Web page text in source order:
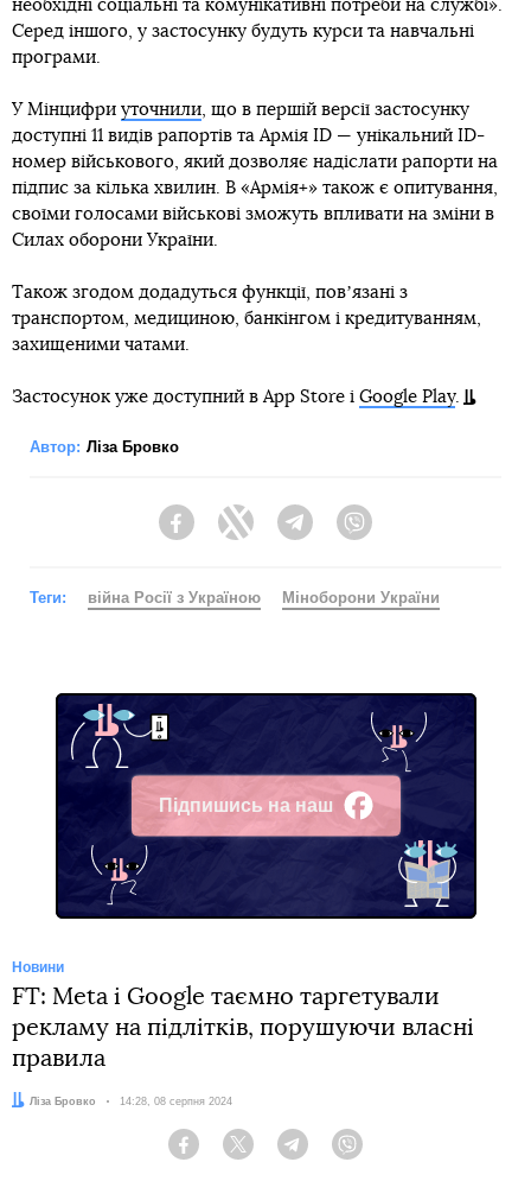
необхідні соціальні та комунікативні потреби на службі».
Серед іншого, у застосунку будуть курси та навчальні
програми.
У Мінцифри уточнили, що в першій версії застосунку
доступні 11 видів рапортів та Армія ID — унікальний ID-
номер військового, який дозволяє надіслати рапорти на
підпис за кілька хвилин. В «Армія+» також є опитування,
своїми голосами військові зможуть впливати на зміни в
Силах оборони України.
Також згодом додадуться функції, повʼязані з
транспортом, медициною, банкінгом і кредитуванням,
захищеними чатами.
Застосунок уже доступний в App Store і Google Play.
Автор: Ліза Бровко
FacebookTwitter Telegram
Теги: війна Росії з Україною Міноборони України
Підпишись на наш
Facebook
Новини
FT: Meta і Google таємно таргетували
рекламу на підлітків, порушуючи власні
правила
Автор:
Ліза Бровко Дата:
14:28, 08 серпня 2024
Facebook Twitter Telegram